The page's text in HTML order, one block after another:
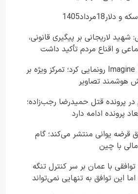
شهید لاریجانی بر پیگیری قانونی،
و اقناع مردم تأکید داشت
xAI از Imagine Image 2.0 رونمایی کرد؛ تمرکز ویژه بر
هوشمند تصاویر
۴ متهم در پرونده قتل حمیدرضا رجب‌زاده؛
پرونده ادامه دارد
قرضه یوانی منتشر می‌کند؛ گام
با چین
توافقی با عمان بر سر کنترل تنگه
این توافق به تنهایی نمی‌تواند